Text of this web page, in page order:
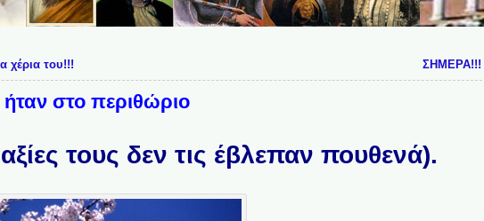
χέρια του!!! ΣΗΜΕΡΑ!!!
στο περιθώριο
τους δεν τις έβλεπαν πουθενά).